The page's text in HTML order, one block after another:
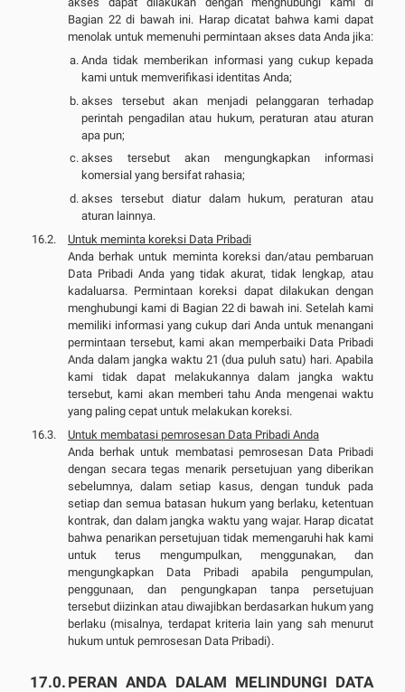
Bagian 22 di bawah ini. Harap dicatat bahwa kami dapat
menolak untuk memenuhi permintaan akses data Anda jika:
Anda tidak memberikan informasi yang cukup kepada
kami untuk memverifikasi identitas Anda;
akses tersebut akan menjadi pelanggaran terhadap
perintah pengadilan atau hukum, peraturan atau aturan
apa pun;
akses tersebut akan mengungkapkan informasi
komersial yang bersifat rahasia;
akses tersebut diatur dalam hukum, peraturan atau
aturan lainnya.
Untuk meminta koreksi Data Pribadi
Anda berhak untuk meminta koreksi dan/atau pembaruan
Data Pribadi Anda yang tidak akurat, tidak lengkap, atau
kadaluarsa. Permintaan koreksi dapat dilakukan dengan
menghubungi kami di Bagian 22 di bawah ini. Setelah kami
memiliki informasi yang cukup dari Anda untuk menangani
permintaan tersebut, kami akan memperbaiki Data Pribadi
Anda dalam jangka waktu 21 (dua puluh satu) hari. Apabila
kami tidak dapat melakukannya dalam jangka waktu
tersebut, kami akan memberi tahu Anda mengenai waktu
yang paling cepat untuk melakukan koreksi.
Untuk membatasi pemrosesan Data Pribadi Anda
Anda berhak untuk membatasi pemrosesan Data Pribadi
dengan secara tegas menarik persetujuan yang diberikan
sebelumnya, dalam setiap kasus, dengan tunduk pada
setiap dan semua batasan hukum yang berlaku, ketentuan
kontrak, dan dalam jangka waktu yang wajar. Harap dicatat
bahwa penarikan persetujuan tidak memengaruhi hak kami
untuk terus mengumpulkan, menggunakan, dan
mengungkapkan Data Pribadi apabila pengumpulan,
penggunaan, dan pengungkapan tanpa persetujuan
tersebut diizinkan atau diwajibkan berdasarkan hukum yang
berlaku (misalnya, terdapat kriteria lain yang sah menurut
hukum untuk pemrosesan Data Pribadi).
PERAN ANDA DALAM MELINDUNGI DATA